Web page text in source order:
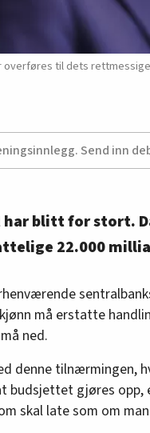
overføres til dets
Send inn
blitt for stort.
22.000
må erstatte
ned.
denne tilnærmingen,
budsjettet gjøres opp,
skal late som om